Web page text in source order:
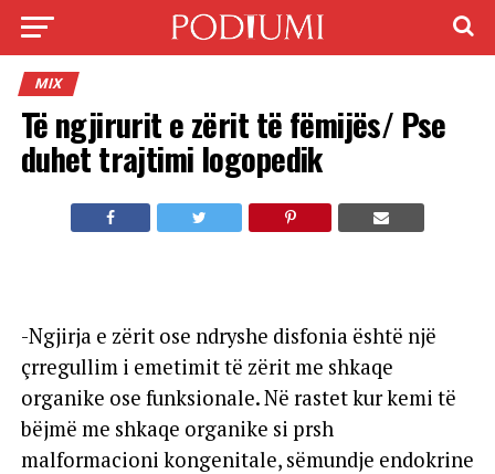
MIX
Të ngjirurit e zërit të fëmijës/ Pse
duhet trajtimi logopedik
-Ngjirja e zërit ose ndryshe disfonia është një
çrregullim i emetimit të zërit me shkaqe
organike ose funksionale. Në rastet kur kemi të
bëjmë me shkaqe organike si prsh
malformacioni kongenitale, sëmundje endokrine